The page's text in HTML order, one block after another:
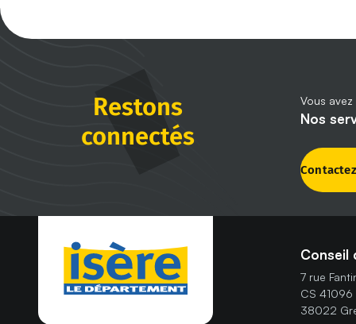
Restons
connectés
Vous
Nos
Conseil
7 rue
CS 41096
38022